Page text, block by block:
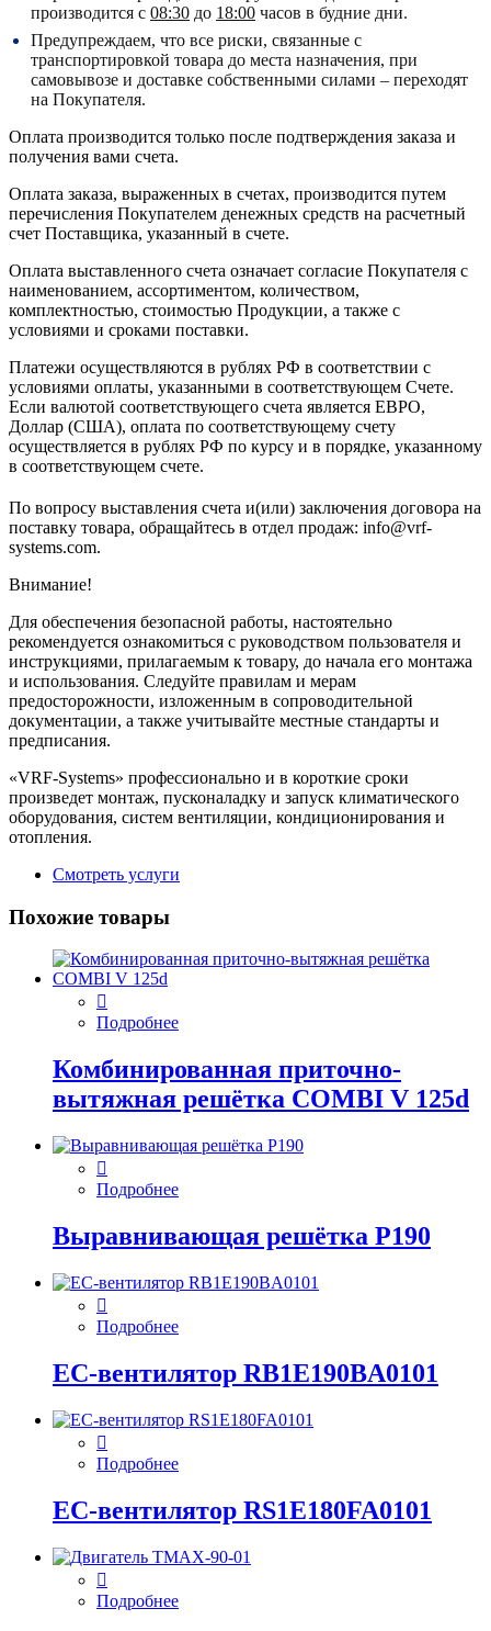
производится с 08:30 до 18:00 часов в будние дни.
Предупреждаем, что все риски, связанные с
транспортировкой товара до места назначения, при
самовывозе и доставке собственными силами – переходят
на Покупателя.
Оплата производится только после подтверждения заказа и
получения вами счета.
Оплата заказа, выраженных в счетах, производится путем
перечисления Покупателем денежных средств на расчетный
счет Поставщика, указанный в счете.
Оплата выставленного счета означает согласие Покупателя с
наименованием, ассортиментом, количеством,
комплектностью, стоимостью Продукции, а также с
условиями и сроками поставки.
Платежи осуществляются в рублях РФ в соответствии с
условиями оплаты, указанными в соответствующем Счете.
Если валютой соответствующего счета является ЕВРО,
Доллар (США), оплата по соответствующему cчету
осуществляется в рублях РФ по курсу и в порядке, указанному
в соответствующем cчете.
По вопросу выставления счета и(или) заключения договора на
поставку товара, обращайтесь в отдел продаж: info@vrf-
systems.com.
Внимание!
Для обеспечения безопасной работы, настоятельно
рекомендуется ознакомиться с руководством пользователя и
инструкциями, прилагаемым к товару, до начала его монтажа
и использования. Следуйте правилам и мерам
предосторожности, изложенным в сопроводительной
документации, а также учитывайте местные стандарты и
предписания.
«VRF-Systems» профессионально и в короткие сроки
произведет монтаж, пусконаладку и запуск климатического
оборудования, систем вентиляции, кондиционирования и
отопления.
Смотреть услуги
Похожие товары
Подробнее
Комбинированная приточно-
вытяжная решётка COMBI V 125d
Подробнее
Выравнивающая решётка P190
Подробнее
EC-вентилятор RB1E190BA0101
Подробнее
EC-вентилятор RS1E180FA0101
Подробнее